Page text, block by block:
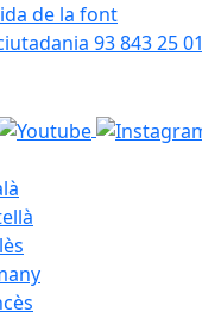
de la font
93 843 25 01